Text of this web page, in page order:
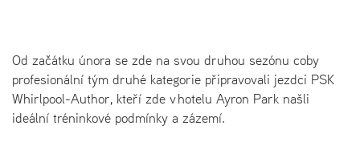
Od začátku února se zde na svou druhou sezónu coby
profesionální tým druhé kategorie připravovali jezdci PSK
Whirlpool-Author, kteří zde v hotelu Ayron Park našli
ideální tréninkové podmínky a zázemí.